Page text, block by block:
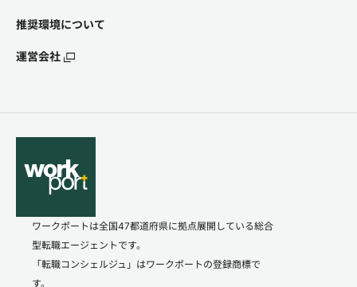
推奨環境について
運営会社
ワークポートは全国47都道府県に拠点展開している総合
型転職エージェントです。
「転職コンシェルジュ」はワークポートの登録商標で
す。